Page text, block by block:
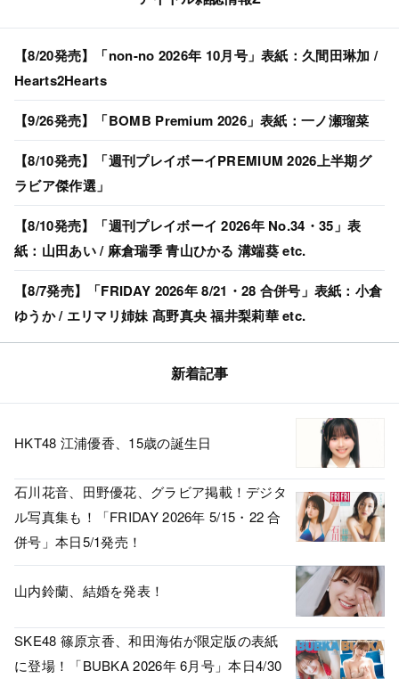
【8/20発売】「non-no 2026年 10月号」表紙：久間田琳加 /
Hearts2Hearts
【9/26発売】「BOMB Premium 2026」表紙：一ノ瀬瑠菜
【8/10発売】「週刊プレイボーイPREMIUM 2026上半期グ
ラビア傑作選」
【8/10発売】「週刊プレイボーイ 2026年 No.34・35」表
紙：山田あい / 麻倉瑞季 青山ひかる 溝端葵 etc.
【8/7発売】「FRIDAY 2026年 8/21・28 合併号」表紙：小倉
ゆうか / エリマリ姉妹 髙野真央 福井梨莉華 etc.
新着記事
HKT48 江浦優香、15歳の誕生日
石川花音、田野優花、グラビア掲載！デジタ
ル写真集も！「FRIDAY 2026年 5/15・22 合
併号」本日5/1発売！
山内鈴蘭、結婚を発表！
SKE48 篠原京香、和田海佑が限定版の表紙
に登場！「BUBKA 2026年 6月号」本日4/30